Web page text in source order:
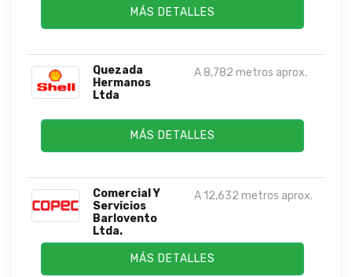
MÁS DETALLES
Quezada
Hermanos
Ltda
A 8,782 metros aprox.
MÁS DETALLES
Comercial Y
Servicios
Barlovento
Ltda.
A 12,632 metros aprox.
MÁS DETALLES